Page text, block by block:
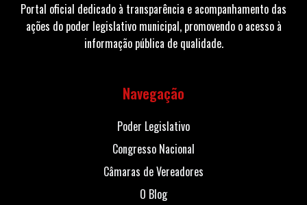
Portal oficial dedicado à transparência e acompanhamento das
ações do poder legislativo municipal, promovendo o acesso à
informação pública de qualidade.
Navegação
Poder Legislativo
Congresso Nacional
Câmaras de Vereadores
O Blog